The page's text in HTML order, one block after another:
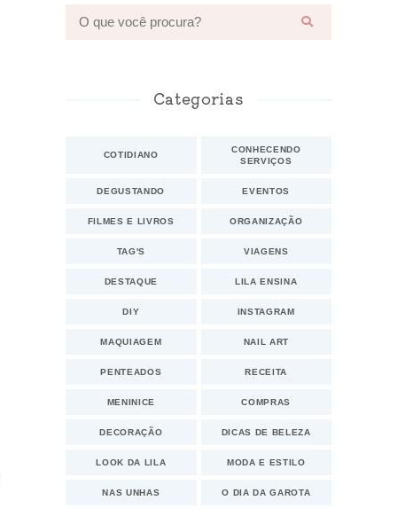
Categorias
COTIDIANO
CONHECENDO
SERVIÇOS
DEGUSTANDO EVENTOS
FILMES E LIVROS ORGANIZAÇÃO
TAG'S VIAGENS
DESTAQUE LILA ENSINA
DIY INSTAGRAM
MAQUIAGEM NAIL ART
PENTEADOS RECEITA
MENINICE COMPRAS
DECORAÇÃO DICAS DE BELEZA
LOOK DA LILA MODA E ESTILO
NAS UNHAS O DIA DA GAROTA